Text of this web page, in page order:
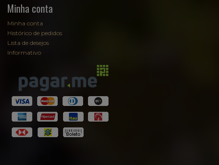
Minha conta
Minha conta
Histórico de pedidos
Lista de desejos
Informativo